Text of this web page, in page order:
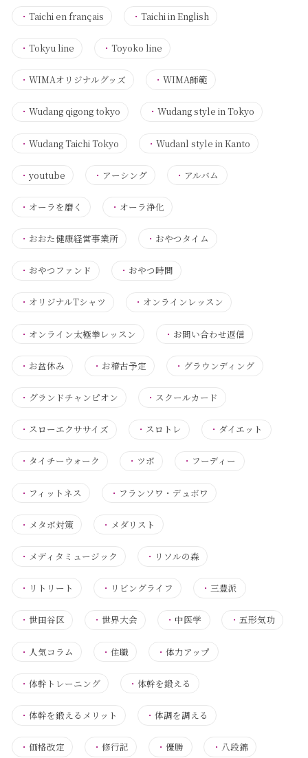
・ Taichi en français ・Taichi in English
・ Tokyu line ・Toyoko line
・ WIMAオリジナルグッズ ・WIMA師範
・ Wudang qigong tokyo ・Wudang style in Tokyo
・ Wudang Taichi Tokyo ・Wudanl style in Kanto
・ youtube ・ アーシング ・ アルバム
・ オーラを磨く ・ オーラ浄化
・ おおた健康経営事業所 ・ おやつタイム
・ おやつファンド ・ おやつ時間
・ オリジナルTシャツ ・ オンラインレッスン
・ オンライン太極拳レッスン ・ お問い合わせ返信
・ お盆休み ・ お稽古予定 ・ グラウンディング
・ グランドチャンピオン ・ スクールカード
・ スローエクササイズ ・ スロトレ ・ ダイエット
・ タイチーウォーク ・ ツボ ・ フーディー
・ フィットネス ・ フランソワ・デュボワ
・ メタボ対策 ・ メダリスト
・ メディタミュージック ・ リソルの森
・ リトリート ・ リビングライフ ・三豊派
・ 世田谷区 ・世界大会 ・ 中医学 ・ 五形気功
・ 人気コラム ・住職 ・体力アップ
・ 体幹トレーニング ・体幹を鍛える
・ 体幹を鍛えるメリット ・体調を調える
・ 価格改定 ・修行記 ・優勝 ・ 八段錦